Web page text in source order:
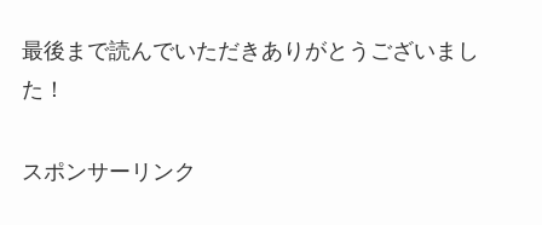
最後まで読んでいただきありがとうございまし
た！
スポンサーリンク